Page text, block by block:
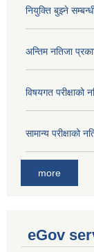
नियुक्ति बुझ्ने
अन्तिम नतिजा
विषयगत
सामान्य परीक्षाको
more
eGov